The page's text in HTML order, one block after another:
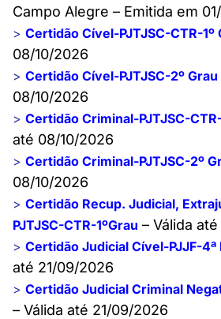
Campo Alegre – Emitida em
> Certidão Cível-PJTJSC-CTR-1º
08/10/2026
> Certidão Cível-PJTJSC-2º Grau
08/10/2026
> Certidão Criminal-PJTJSC-
até 08/10/2026
> Certidão Criminal-PJTJSC-2º
08/10/2026
> Certidão Recup. Judicial,
PJTJSC-CTR-1ºGrau – Válida
> Certidão Judicial Cível-PJJF-4ª
até 21/09/2026
> Certidão Judicial Criminal
– Válida até 21/09/2026